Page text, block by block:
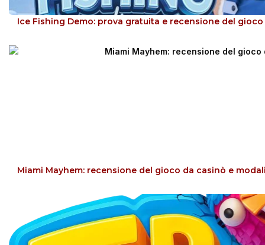
Ice Fishing Demo: prova gratuita e recensione del gioco
Miami Mayhem: recensione del gioco da casinò e